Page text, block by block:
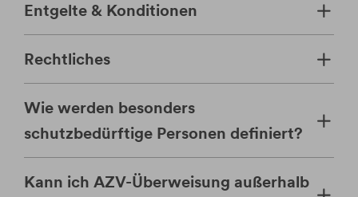
Entgelte & Konditionen
Rechtliches
Wie werden besonders
schutzbedürftige Personen definiert?
Kann ich AZV-Überweisung außerhalb